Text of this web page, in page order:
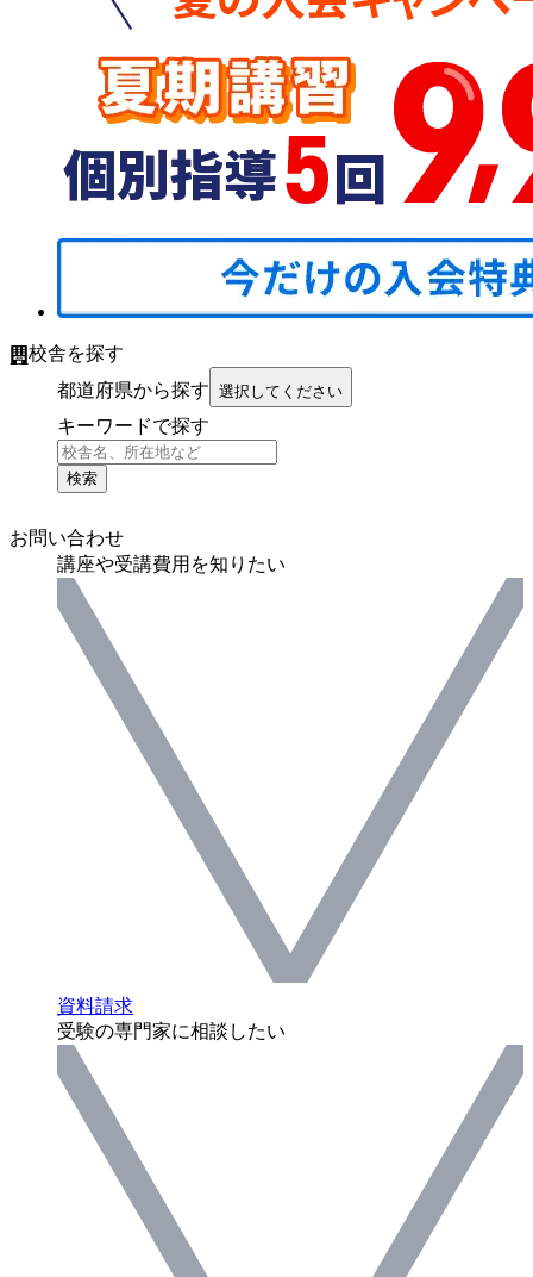
校舎を探す
都道府県から探す 選択してください
キーワードで探す
検索
お問い合わせ
講座や受講費用を知りたい
資料請求
受験の専門家に相談したい